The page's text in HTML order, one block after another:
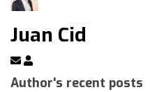
Juan Cid
Subscribe
to
Juan
Cid
Author's recent posts